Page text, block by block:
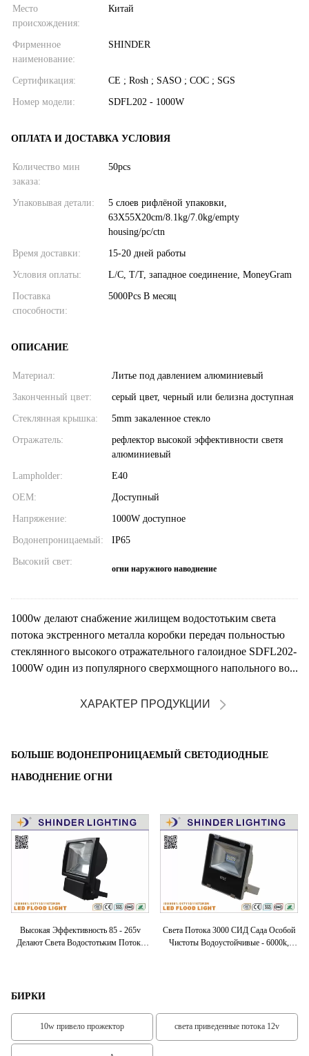
Место
происхождения:
Китай
Фирменное
наименование:
SHINDER
Сертификация: CE ; Rosh ; SASO ; COC ; SGS
Номер модели: SDFL202 - 1000W
ОПЛАТА И ДОСТАВКА УСЛОВИЯ
Количество мин
заказа:
50pcs
Упаковывая детали:
5 слоев рифлёной упаковки,
63X55X20cm/8.1kg/7.0kg/empty
housing/pc/ctn
Время доставки: 15-20 дней работы
Условия оплаты: L/C, T/T, западное соединение, MoneyGram
Поставка
способности:
5000Pcs В месяц
ОПИСАНИЕ
Материал: Литье под давлением алюминиевый
Законченный цвет: серый цвет, черный или белизна доступная
Стеклянная крышка: 5mm закаленное стекло
Отражатель:
рефлектор высокой эффективности светя
алюминиевый
Lampholder: E40
OEM: Доступный
Напряжение: 1000W доступное
Водонепроницаемый: IP65
Высокий свет:
огни наружного наводнение
1000w делают снабжение жилищем водостотьким света
потока экстренного металла коробки передач польностью
стеклянного высокого отражательного галоидное SDFL202-
1000W один из популярного сверхмощного напольного во...
ХАРАКТЕР ПРОДУКЦИИ
БОЛЬШЕ ВОДОНЕПРОНИЦАЕМЫЙ СВЕТОДИОДНЫЕ
НАВОДНЕНИЕ ОГНИ
Высокая Эффективность 85 - 265v
Делают Света Водостотьким Потока
Света Потока 3000 СИД Сада Особой
Чистоты Водоустойчивые - 6000k,
БИРКИ
10w привело прожектор света приведенные потока 12v